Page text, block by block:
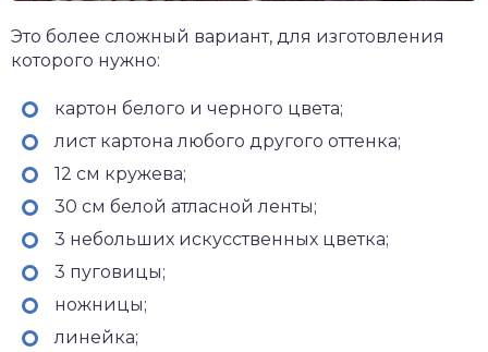
Это более сложный вариант, для изготовления
которого нужно:
картон белого и черного цвета;
лист картона любого другого оттенка;
12 см кружева;
30 см белой атласной ленты;
3 небольших искусственных цветка;
3 пуговицы;
ножницы;
линейка;